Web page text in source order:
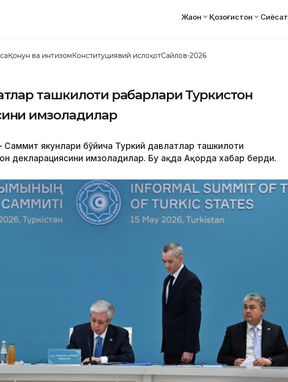
Жаҳон Қозоғистон Сиёсат
Қонун ва интизомКонституциявий ислоҳотСайлов-2026
ташкилоти раҳбарлари Туркистон
имзоладилар
Саммит якунлари бўйича Туркий давлатлар ташкилоти
декларациясини имзоладилар. Бу ҳақда Ақорда хабар берди.